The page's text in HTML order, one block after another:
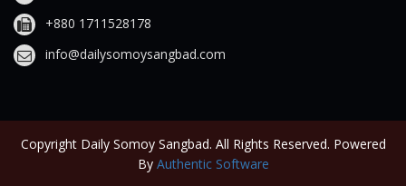
+880 1711528178
info@dailysomoysangbad.com
Copyright Daily Somoy Sangbad. All Rights Reserved. Powered
By Authentic Software